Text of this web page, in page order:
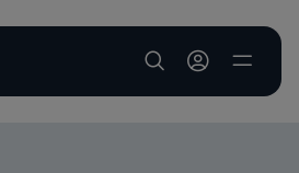
User account